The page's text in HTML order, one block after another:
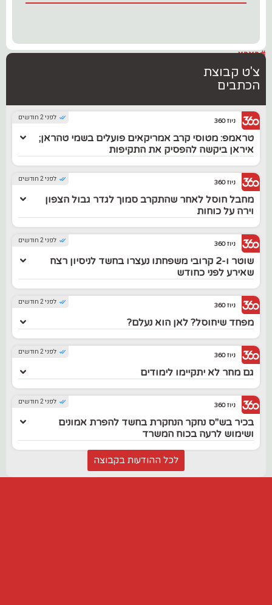
#בארץ
צ'ט קבוצת
הכתבים
לפני 2 חודשים ניוז 360
טראמפ: מטוסי קרב אמריקאים פועלים בשמי טהראן;
איראן ביקשה להפסיק את התקיפות
לפני 2 חודשים ניוז 360
מחבל חוסל לאחר שהתקרב סמוך לגדר גבול הצפון
וירה על כוחות
לפני 2 חודשים ניוז 360
שוטר ו-2 קרובי משפחתו נעצרו בחשד לניסיון רצח
שאירע לפני כחודש
לפני 2 חודשים ניוז 360
מפחד שיחוסל? לאן הוא נעלם?
לפני 2 חודשים ניוז 360
גם מחר לא יתקיימו לימודים
לפני 2 חודשים ניוז 360
בכיר בש"ס נחקר הנחקרת בחשד להפרת אמונים
ושימוש לרעה בכוח המשרד
לכל ההודעות בקבוצה